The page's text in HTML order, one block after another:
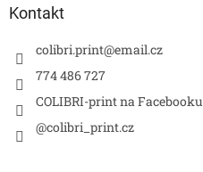
Kontakt
colibri.print@email.cz
774 486 727
COLIBRI-print na Facebooku
@colibri_print.cz